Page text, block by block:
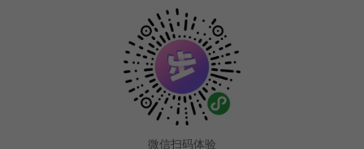
微信扫码体验